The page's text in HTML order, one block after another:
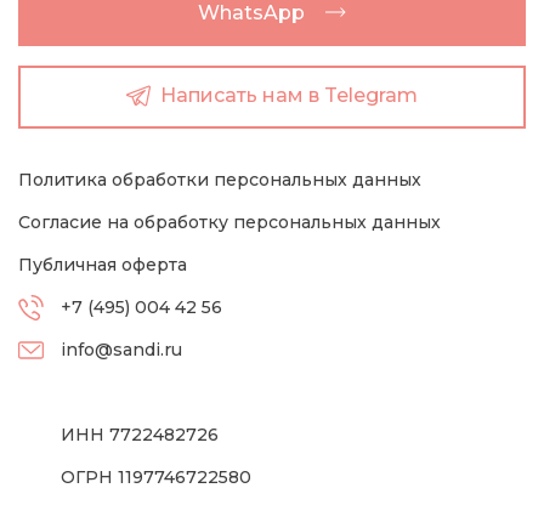
WhatsApp
Написать нам в Telegram
Политика обработки персональных данных
Согласие на обработку персональных данных
Публичная оферта
+7 (495) 004 42 56
info@sandi.ru
ИНН 7722482726
ОГРН 1197746722580